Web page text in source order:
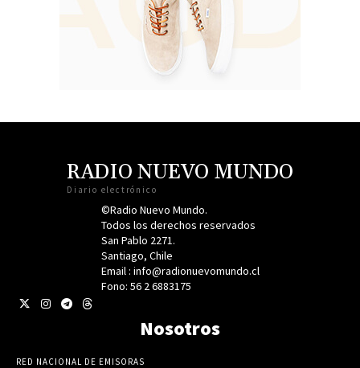
RADIO NUEVO MUNDO
Diario electrónico
©Radio Nuevo Mundo.
Todos los derechos reservados
San Pablo 2271.
Santiago, Chile
Email : info@radionuevomundo.cl
Fono: 56 2 6883175
Nosotros
RED NACIONAL DE EMISORAS